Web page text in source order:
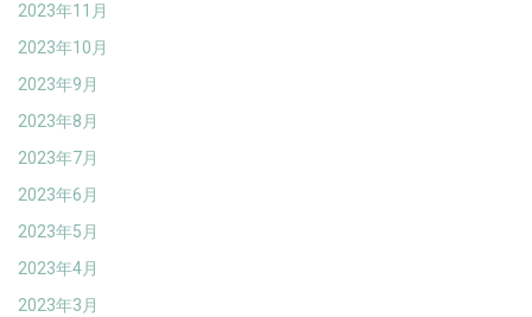
2023年11月
2023年10月
2023年9月
2023年8月
2023年7月
2023年6月
2023年5月
2023年4月
2023年3月